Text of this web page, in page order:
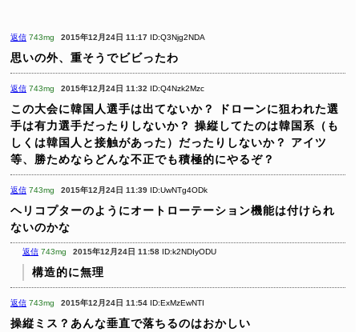
返信 743mg 2015年12月24日 11:17 ID:Q3Njg2NDA
思いの外、重そうでビビったわ
返信 743mg 2015年12月24日 11:32 ID:Q4Nzk2Mzc
この大会に韓国人選手は出てないか？
ドローンに狙われた選
手は有力選手だったりしないか？ 操縦してたのは韓国系（も
しくは韓国人と接触があった）だったりしないか？
アイツ
等、勝ためならどんな不正でも積極的にやるぞ？
返信 743mg 2015年12月24日 11:39 ID:UwNTg4ODk
ヘリコプターのようにオートローテーション機能は付けられ
ないのかな
返信 743mg 2015年12月24日 11:58 ID:k2NDIyODU
構造的に無理
返信 743mg 2015年12月24日 11:54 ID:ExMzEwNTI
操縦ミス？あんな垂直で落ちるのはおかしい